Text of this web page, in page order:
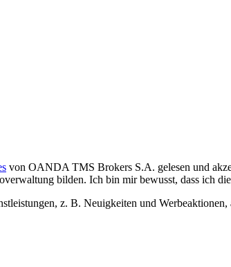
von OANDA TMS Brokers S.A. gelesen und
bilden. Ich bin mir bewusst, dass ich
z. B. Neuigkeiten und Werbeaktionen,